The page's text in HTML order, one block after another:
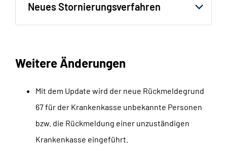
Neues Stornierungsverfahren
Weitere Änderungen
Mit dem Update wird der neue Rückmeldegrund
67 für der Krankenkasse unbekannte Personen
bzw. die Rückmeldung einer unzuständigen
Krankenkasse eingeführt.